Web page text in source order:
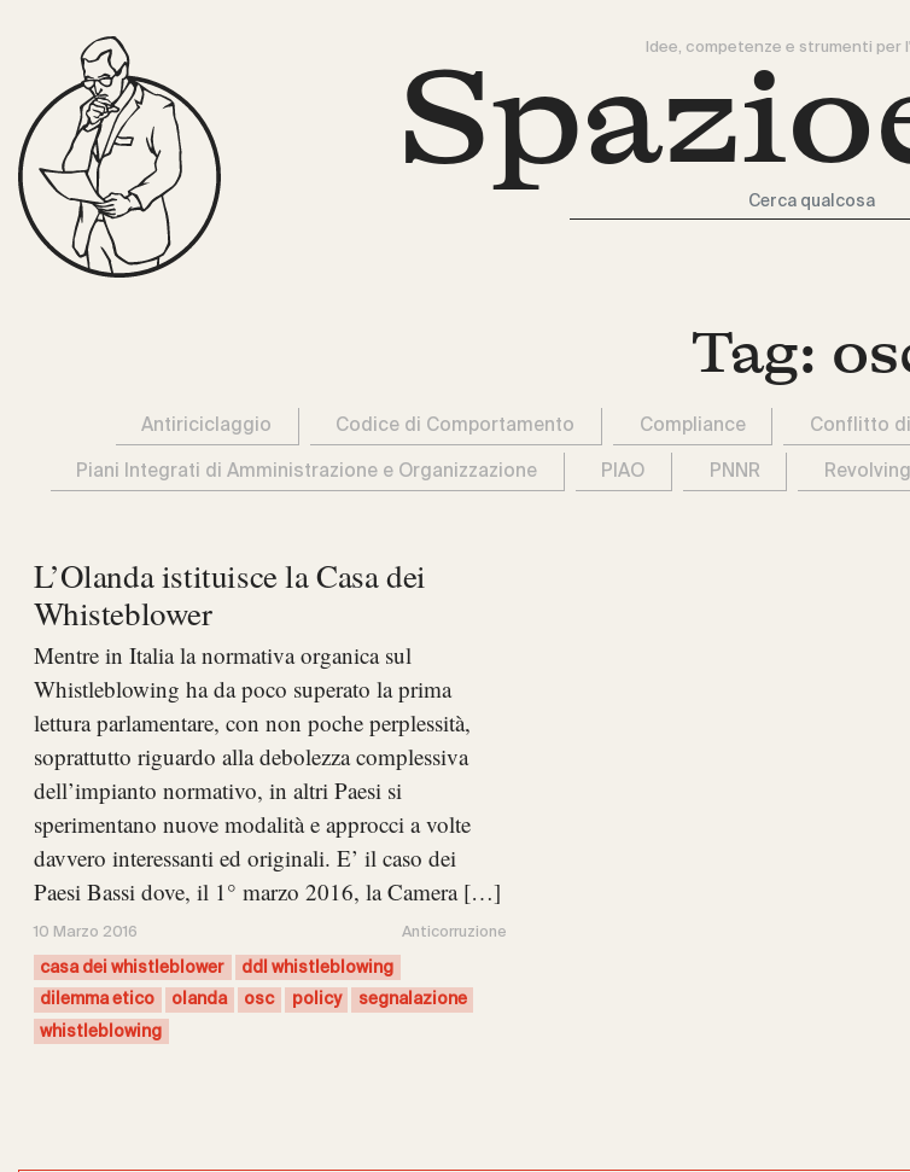
Idee, competenze e strumenti per
Tag:
Antiriciclaggio Codice di Comportamento Compliance Conflitto
Piani Integrati di Amministrazione e Organizzazione PIAO PNNR
L’Olanda istituisce la Casa dei
Whisteblower
Mentre in Italia la normativa organica sul
Whistleblowing ha da poco superato la prima
lettura parlamentare, con non poche perplessità,
soprattutto riguardo alla debolezza complessiva
dell’impianto normativo, in altri Paesi si
sperimentano nuove modalità e approcci a volte
davvero interessanti ed originali. E’ il caso dei
Paesi Bassi dove, il 1° marzo 2016, la Camera […]
10 Marzo 2016 Anticorruzione
casa dei whistleblower
ddl whistleblowing
dilemma etico
olanda osc policy
segnalazione
whistleblowing